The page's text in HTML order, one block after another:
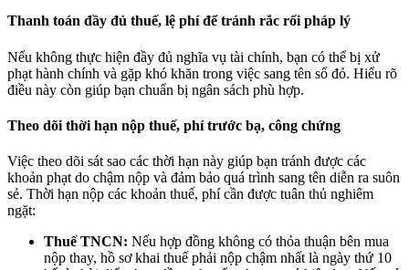
Thanh toán đầy đủ thuế, lệ phí để tránh rắc rối pháp lý
Nếu không thực hiện đầy đủ nghĩa vụ tài chính, bạn có thể bị xử
phạt hành chính và gặp khó khăn trong việc sang tên sổ đỏ. Hiểu rõ
điều này còn giúp bạn chuẩn bị ngân sách phù hợp.
Theo dõi thời hạn nộp thuế, phí trước bạ, công chứng
Việc theo dõi sát sao các thời hạn này giúp bạn tránh được các
khoản phạt do chậm nộp và đảm bảo quá trình sang tên diễn ra suôn
sẻ. Thời hạn nộp các khoản thuế, phí cần được tuân thủ nghiêm
ngặt:
Thuế TNCN: Nếu hợp đồng không có thỏa thuận bên mua
nộp thay, hồ sơ khai thuế phải nộp chậm nhất là ngày thứ 10